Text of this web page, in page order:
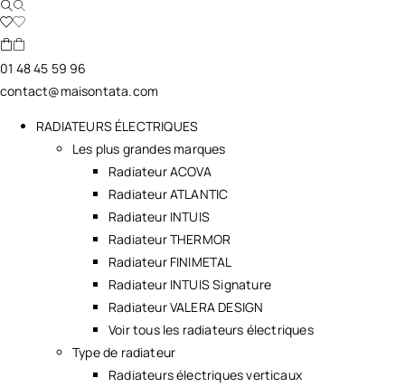
01 48 45 59 96
contact@maisontata.com
RADIATEURS ÉLECTRIQUES
Les plus grandes marques
Radiateur ACOVA
Radiateur ATLANTIC
Radiateur INTUIS
Radiateur THERMOR
Radiateur FINIMETAL
Radiateur INTUIS Signature
Radiateur VALERA DESIGN
Voir tous les radiateurs électriques
Type de radiateur
Radiateurs électriques verticaux